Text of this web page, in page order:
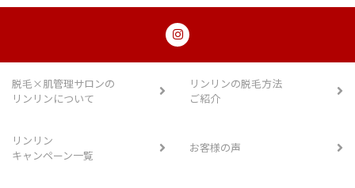
脱毛×肌管理サロンの
リンリンについて
リンリンの脱毛方法
ご紹介
リンリン
キャンペーン一覧
お客様の声